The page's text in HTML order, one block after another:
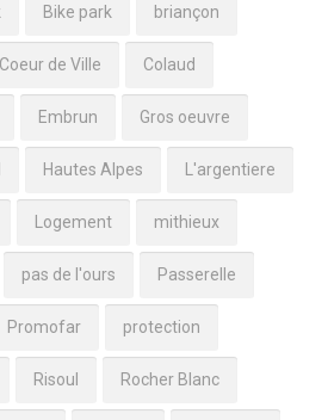
Bike park briançon
Coeur de Ville Colaud
Embrun Gros oeuvre
Hautes Alpes L'argentiere
Logement mithieux
pas de l'ours Passerelle
Promofar protection
Risoul Rocher Blanc